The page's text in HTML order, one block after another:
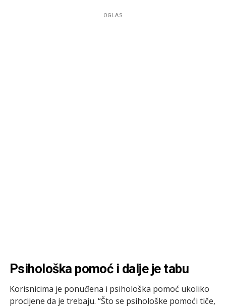
OGLAS
Psihološka pomoć i dalje je tabu
Korisnicima je ponuđena i psihološka pomoć ukoliko
procijene da je trebaju. “Što se psihološke pomoći tiče,